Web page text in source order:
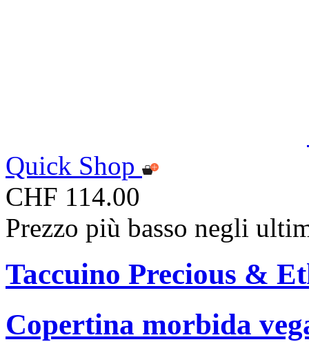
Quick Shop
CHF 114.00
Prezzo più basso negli
Taccuino Precious &
Copertina morbida